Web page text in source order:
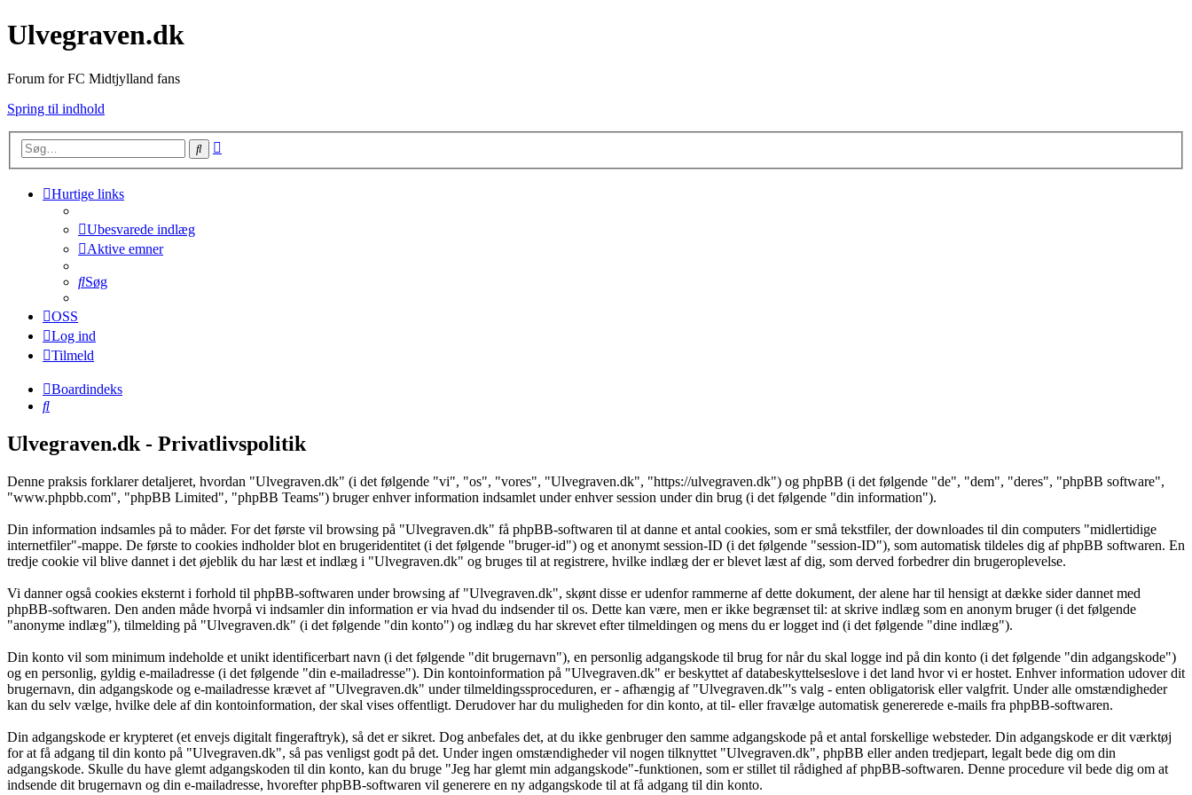
Ulvegraven.dk
Forum for FC Midtjylland fans
Spring til indhold
Søg
Hurtige links
Ubesvarede indlæg
Aktive emner
Søg
OSS
Log ind
Tilmeld
Boardindeks
Søg
Ulvegraven.dk - Privatlivspolitik
Denne praksis forklarer detaljeret, hvordan "Ulvegraven.dk" (i det følgende "vi", "os", "vores", "Ulvegraven.dk", "https://ulvegraven.dk") og phpBB (i det følgende "de", "dem", "deres", "phpBB software",
"www.phpbb.com", "phpBB Limited", "phpBB Teams") bruger enhver information indsamlet under enhver session under din brug (i det følgende "din information").
Din information indsamles på to måder. For det første vil browsing på "Ulvegraven.dk" få phpBB-softwaren til at danne et antal cookies, som er små tekstfiler, der downloades til din computers "midlertidige
internetfiler"-mappe. De første to cookies indholder blot en brugeridentitet (i det følgende "bruger-id") og et anonymt session-ID (i det følgende "session-ID"), som automatisk tildeles dig af phpBB softwaren. En
tredje cookie vil blive dannet i det øjeblik du har læst et indlæg i "Ulvegraven.dk" og bruges til at registrere, hvilke indlæg der er blevet læst af dig, som derved forbedrer din brugeroplevelse.
Vi danner også cookies eksternt i forhold til phpBB-softwaren under browsing af "Ulvegraven.dk", skønt disse er udenfor rammerne af dette dokument, der alene har til hensigt at dække sider dannet med
phpBB-softwaren. Den anden måde hvorpå vi indsamler din information er via hvad du indsender til os. Dette kan være, men er ikke begrænset til: at skrive indlæg som en anonym bruger (i det følgende
"anonyme indlæg"), tilmelding på "Ulvegraven.dk" (i det følgende "din konto") og indlæg du har skrevet efter tilmeldingen og mens du er logget ind (i det følgende "dine indlæg").
Din konto vil som minimum indeholde et unikt identificerbart navn (i det følgende "dit brugernavn"), en personlig adgangskode til brug for når du skal logge ind på din konto (i det følgende "din adgangskode")
og en personlig, gyldig e-mailadresse (i det følgende "din e-mailadresse"). Din kontoinformation på "Ulvegraven.dk" er beskyttet af databeskyttelseslove i det land hvor vi er hostet. Enhver information udover dit
brugernavn, din adgangskode og e-mailadresse krævet af "Ulvegraven.dk" under tilmeldingssproceduren, er - afhængig af "Ulvegraven.dk"'s valg - enten obligatorisk eller valgfrit. Under alle omstændigheder
kan du selv vælge, hvilke dele af din kontoinformation, der skal vises offentligt. Derudover har du muligheden for din konto, at til- eller fravælge automatisk genererede e-mails fra phpBB-softwaren.
Din adgangskode er krypteret (et envejs digitalt fingeraftryk), så det er sikret. Dog anbefales det, at du ikke genbruger den samme adgangskode på et antal forskellige websteder. Din adgangskode er dit værktøj
for at få adgang til din konto på "Ulvegraven.dk", så pas venligst godt på det. Under ingen omstændigheder vil nogen tilknyttet "Ulvegraven.dk", phpBB eller anden tredjepart, legalt bede dig om din
adgangskode. Skulle du have glemt adgangskoden til din konto, kan du bruge "Jeg har glemt min adgangskode"-funktionen, som er stillet til rådighed af phpBB-softwaren. Denne procedure vil bede dig om at
indsende dit brugernavn og din e-mailadresse, hvorefter phpBB-softwaren vil generere en ny adgangskode til at få adgang til din konto.